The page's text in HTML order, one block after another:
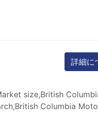
詳細に
size,British
Columbia